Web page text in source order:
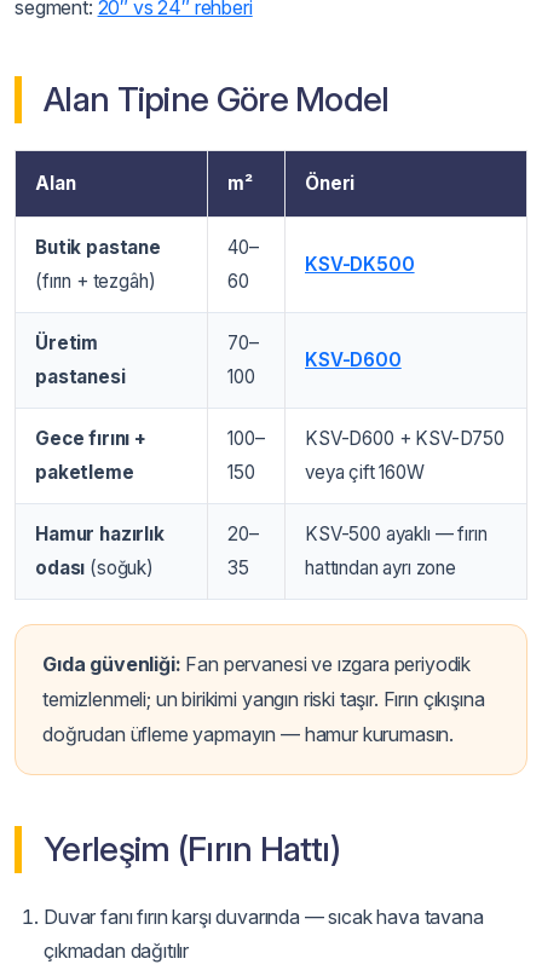
segment: 20″ vs 24″ rehberi
Alan Tipine Göre Model
Alan m² Öneri
Butik pastane
(fırın + tezgâh)
40–
60
KSV-DK500
Üretim
pastanesi
70–
100
KSV-D600
Gece fırını +
paketleme
100–
150
KSV-D600 + KSV-D750
veya çift 160W
Hamur hazırlık
odası (soğuk)
20–
35
KSV-500 ayaklı — fırın
hattından ayrı zone
Gıda güvenliği: Fan pervanesi ve ızgara periyodik
temizlenmeli; un birikimi yangın riski taşır. Fırın çıkışına
doğrudan üfleme yapmayın — hamur kurumasın.
Yerleşim (Fırın Hattı)
Duvar fanı fırın karşı duvarında — sıcak hava tavana
çıkmadan dağıtılır